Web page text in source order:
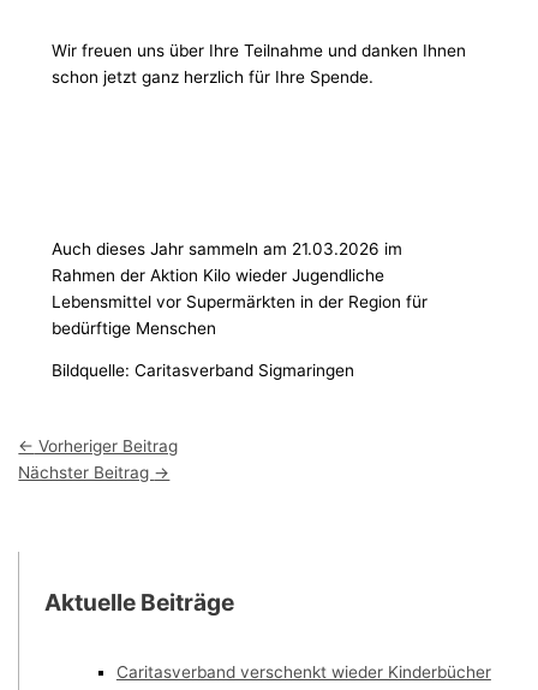
Wir freuen uns über Ihre Teilnahme und danken Ihnen
schon jetzt ganz herzlich für Ihre Spende.
Auch dieses Jahr sammeln am 21.03.2026 im
Rahmen der Aktion Kilo wieder Jugendliche
Lebensmittel vor Supermärkten in der Region für
bedürftige Menschen
Bildquelle: Caritasverband Sigmaringen
← Vorheriger Beitrag
Nächster Beitrag →
Aktuelle Beiträge
Caritasverband verschenkt wieder Kinderbücher